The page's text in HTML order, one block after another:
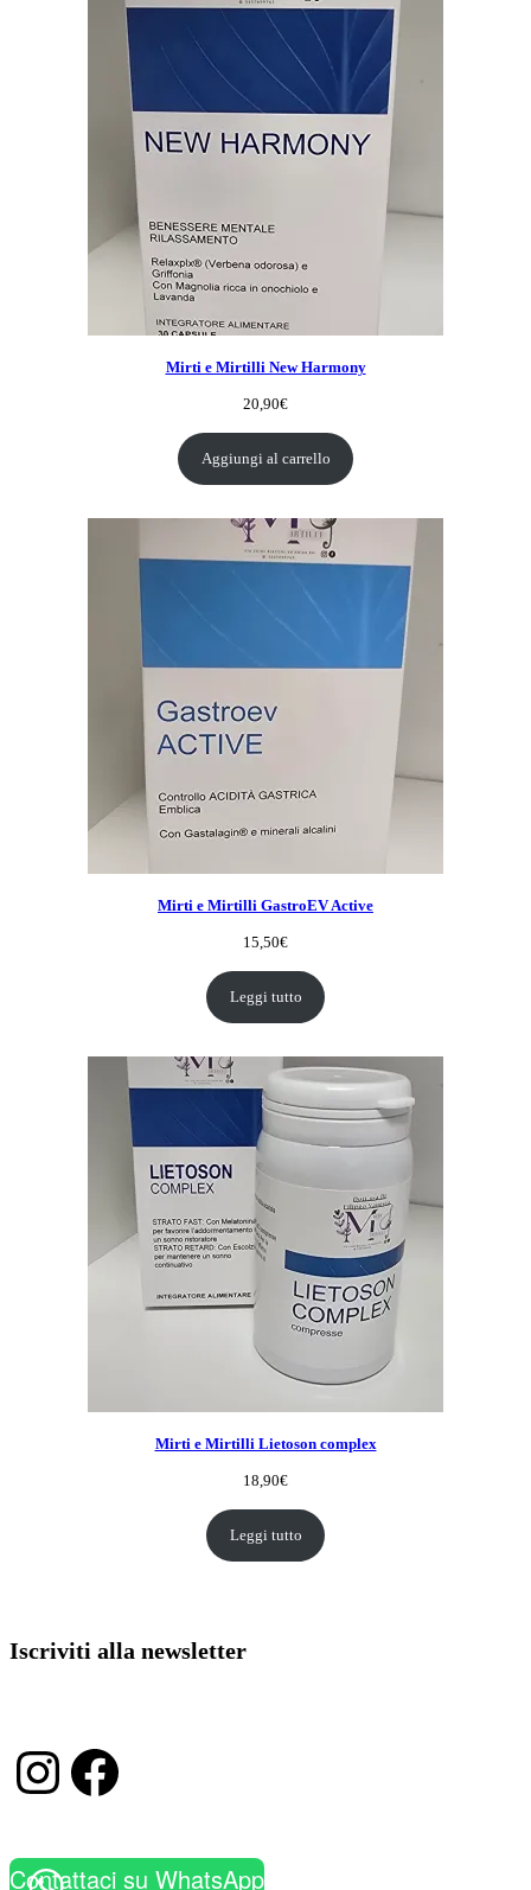
Mirti e Mirtilli New Harmony
20,90€
Aggiungi al carrello
Mirti e Mirtilli GastroEV Active
15,50€
Leggi tutto
Mirti e Mirtilli Lietoson complex
18,90€
Leggi tutto
Iscriviti alla newsletter
Instagram Facebook
Contattaci su WhatsApp